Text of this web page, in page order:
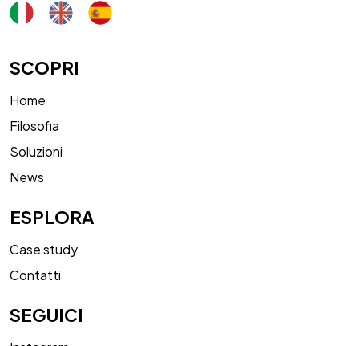
SCOPRI
Home
Filosofia
Soluzioni
News
ESPLORA
Case study
Contatti
SEGUICI